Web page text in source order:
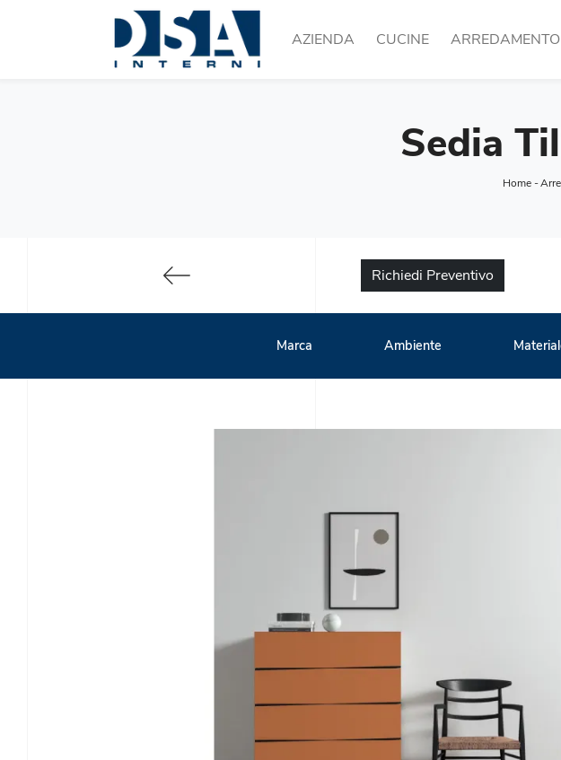
AZIENDA CUCINE
Sedia
Home-
Richiedi Preventivo
Marca Ambiente